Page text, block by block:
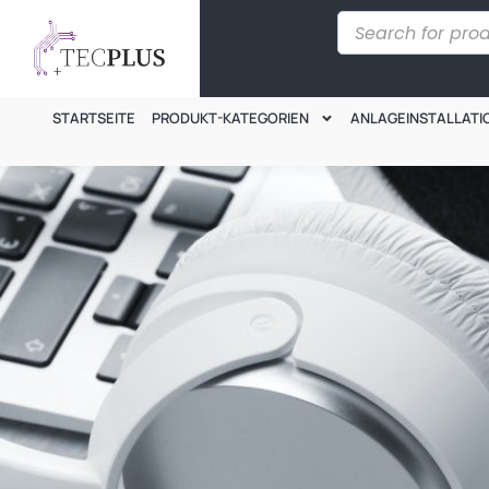
STARTSEITE PRODUKT-KATEGORIEN